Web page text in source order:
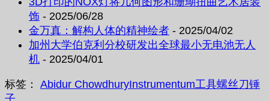
饰 - 2025/06/28
金万真：解构人体的精神绘者 - 2025/04/02
加州大学伯克利分校研发出全球最小无电池无人
机 - 2025/04/01
标签： Abidur ChowdhuryInstrumentum工具螺丝刀锤